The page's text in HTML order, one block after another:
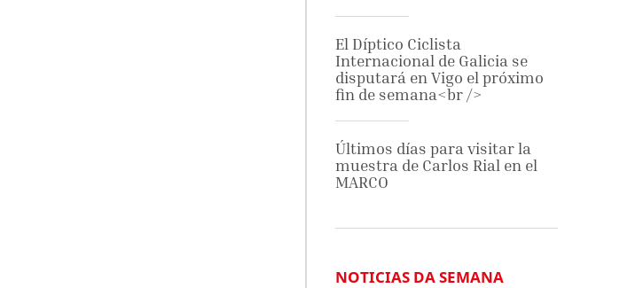
El Díptico Ciclista
Internacional de Galicia se
disputará en Vigo el próximo
fin de semana<br />
Últimos días para visitar la
muestra de Carlos Rial en el
MARCO
NOTICIAS DA SEMANA